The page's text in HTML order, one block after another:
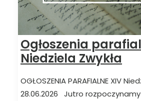
Ogłoszenia
Niedziela Zwykła
OGŁOSZENIA PARAFIALNE XIV
28.06.2026 Jutro rozpoczynamy